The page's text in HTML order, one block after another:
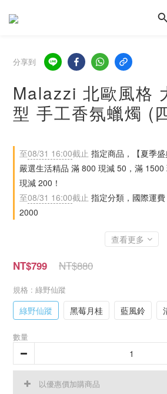
分享到
Malazzi 北歐風格
型 手工香氛蠟燭 (
至08/31 16:00截止 指定商品，【夏季
嚴選生活精品 滿 800 現減 50，滿
現減 200！
至08/31 16:00截止 指定分類，國際運
2000
查看更多
NT$880
NT$799
規格 : 綠野仙蹤
綠野仙蹤 黑莓月桂 藍風鈴
數量
以優惠價加購商品